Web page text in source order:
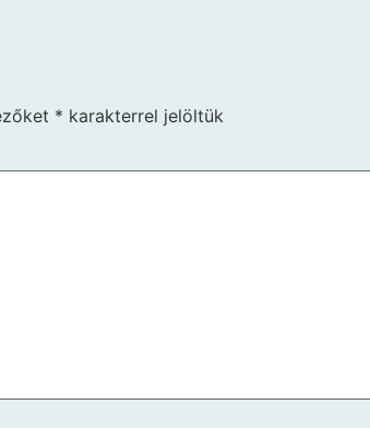
* karakterrel jelöltük